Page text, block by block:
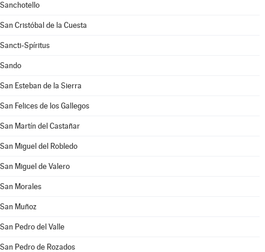
Sanchotello
San Cristóbal de la Cuesta
Sancti-Spíritus
Sando
San Esteban de la Sierra
San Felices de los Gallegos
San Martín del Castañar
San Miguel del Robledo
San Miguel de Valero
San Morales
San Muñoz
San Pedro del Valle
San Pedro de Rozados